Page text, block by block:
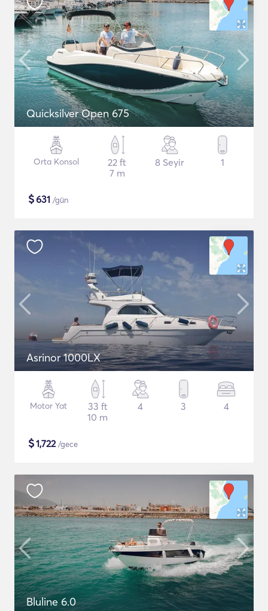
Quicksilver Open 675
Orta Konsol
22 ft
7 m
8 Seyir 1
$631 /gün
Asrinor 1000LX
Motor Yat
33 ft
10 m
4 3 4
$1,722/gece
Bluline 6.0